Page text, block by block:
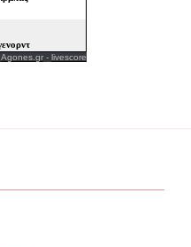
Agones.gr - livescore